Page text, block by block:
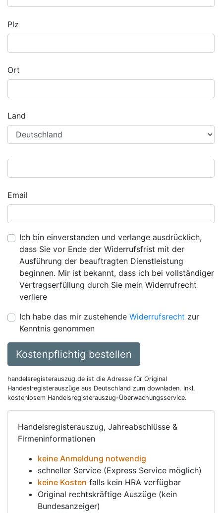
Plz
Ort
Land
Email
Ich bin einverstanden und verlange ausdrücklich,
dass Sie vor Ende der Widerrufsfrist mit der
Ausführung der beauftragten Dienstleistung
beginnen. Mir ist bekannt, dass ich bei vollständiger
Vertragserfüllung durch Sie mein Widerrufrecht
verliere
Ich habe das mir zustehende Widerrufsrecht zur
Kenntnis genommen
Kostenpflichtig bestellen
handelsregisterauszug.de ist die Adresse für Original
Handeslregisterauszüge aus Deutschland zum downladen. Inkl.
kostenlosem Handelsregisterauszug-Überwachungsservice.
Handelsregisterauszug, Jahreabschlüsse &
Firmeninformationen
keine Anmeldung notwendig
schneller Service (Express Service möglich)
keine Kosten falls kein HRA verfügbar
Original rechtskräftige Auszüge (kein
Bundesanzeiger)